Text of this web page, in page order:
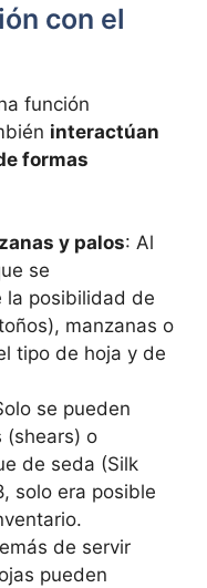
con el
función
interactúan
formas
y palos: Al
se
la posibilidad de
manzanas o
tipo de hoja y de
se pueden
(shears) o
de seda (Silk
solo era posible
de servir
pueden